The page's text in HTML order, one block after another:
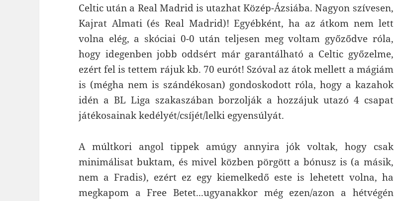
Celtic után a Real Madrid is utazhat Közép-Ázsiába. Nagyon szívesen,
Kajrat Almati (és Real Madrid)! Egyébként, ha az átkom nem lett
volna elég, a skóciai 0-0 után teljesen meg voltam győződve róla,
hogy idegenben jobb oddsért már garantálható a Celtic győzelme,
ezért fel is tettem rájuk kb. 70 eurót! Szóval az átok mellett a mágiám
is (mégha nem is szándékosan) gondoskodott róla, hogy a kazahok
idén a BL Liga szakaszában borzolják a hozzájuk utazó 4 csapat
játékosainak kedélyét/csíjét/lelki egyensúlyát.
A múltkori angol tippek amúgy annyira jók voltak, hogy csak
minimálisat buktam, és mivel közben pörgött a bónusz is (a másik,
nem a Fradis), ezért ez egy kiemelkedő este is lehetett volna, ha
megkapom a Free Betet...ugyanakkor még ezen/azon a hétvégén